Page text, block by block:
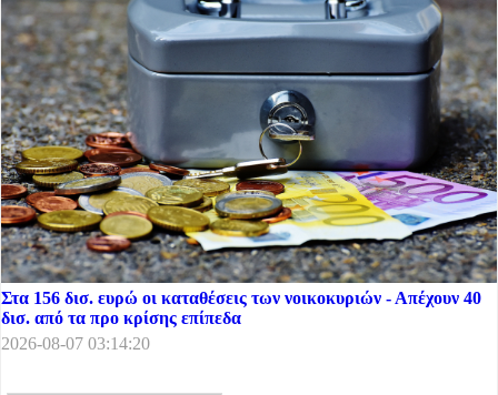
Στα 156 δισ. ευρώ οι καταθέσεις των νοικοκυριών - Απέχουν 40
δισ. από τα προ κρίσης επίπεδα
2026-08-07 03:14:20